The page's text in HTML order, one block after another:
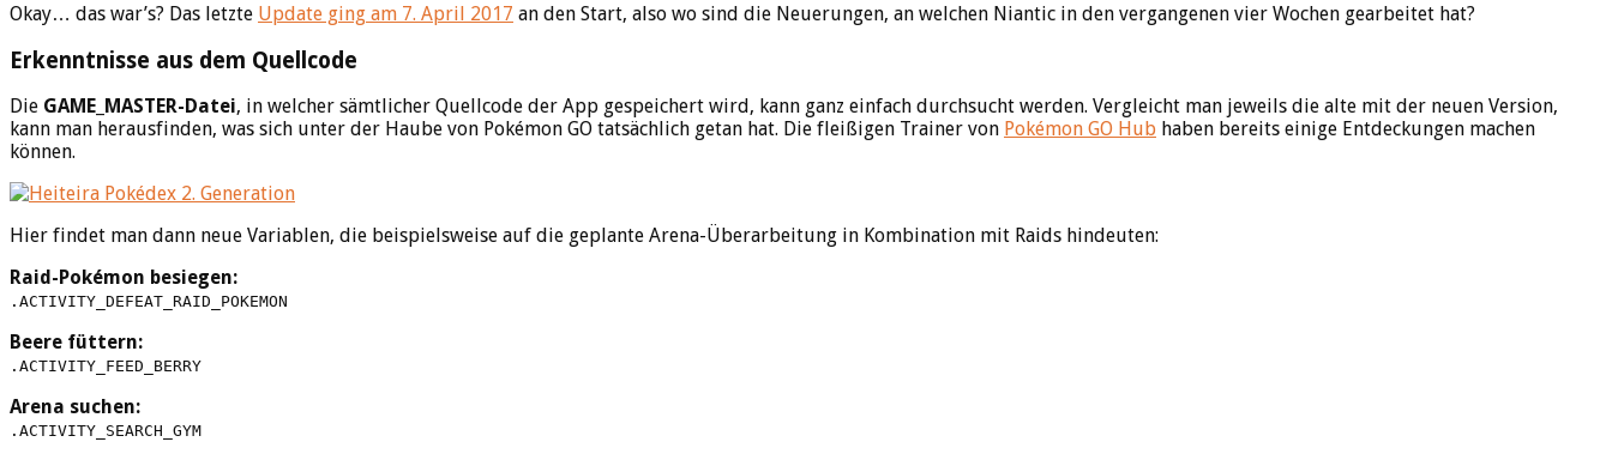
Okay… das war’s? Das letzte Update ging am 7. April 2017 an den Start, also wo sind die Neuerungen, an welchen Niantic in den vergangenen vier Wochen gearbeitet hat?
Erkenntnisse aus dem Quellcode
Die GAME_MASTER-Datei, in welcher sämtlicher Quellcode der App gespeichert wird, kann ganz einfach durchsucht werden. Vergleicht man jeweils die alte mit der neuen Version,
kann man herausfinden, was sich unter der Haube von Pokémon GO tatsächlich getan hat. Die fleißigen Trainer von Pokémon GO Hub haben bereits einige Entdeckungen machen
können.
Hier findet man dann neue Variablen, die beispielsweise auf die geplante Arena-Überarbeitung in Kombination mit Raids hindeuten:
Raid-Pokémon besiegen:
.ACTIVITY_DEFEAT_RAID_POKEMON
Beere füttern:
.ACTIVITY_FEED_BERRY
Arena suchen:
.ACTIVITY_SEARCH_GYM